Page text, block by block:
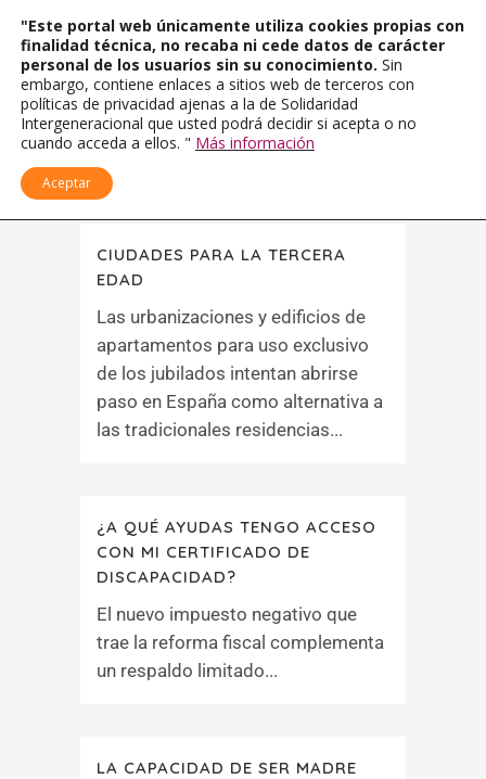
CIUDADES PARA LA TERCERA
EDAD
Las urbanizaciones y edificios de
apartamentos para uso exclusivo
de los jubilados intentan abrirse
paso en España como alternativa a
las tradicionales residencias...
¿A QUÉ AYUDAS TENGO ACCESO
CON MI CERTIFICADO DE
DISCAPACIDAD?
El nuevo impuesto negativo que
trae la reforma fiscal complementa
un respaldo limitado...
LA CAPACIDAD DE SER MADRE
"Este portal web únicamente utiliza cookies propias con
finalidad técnica, no recaba ni cede datos de carácter
personal de los usuarios sin su conocimiento. Sin
embargo, contiene enlaces a sitios web de terceros con
políticas de privacidad ajenas a la de Solidaridad
Intergeneracional que usted podrá decidir si acepta o no
cuando acceda a ellos. " Más información
Aceptar